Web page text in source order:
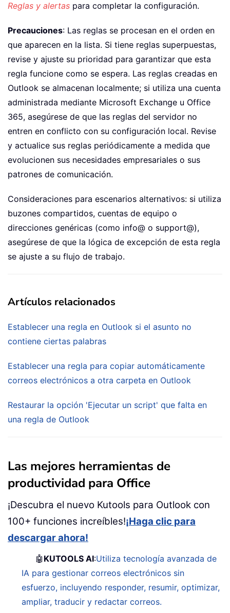
Reglas y alertas para completar la configuración.
Precauciones: Las reglas se procesan en el orden en
que aparecen en la lista. Si tiene reglas superpuestas,
revise y ajuste su prioridad para garantizar que esta
regla funcione como se espera. Las reglas creadas en
Outlook se almacenan localmente; si utiliza una cuenta
administrada mediante Microsoft Exchange u Office
365, asegúrese de que las reglas del servidor no
entren en conflicto con su configuración local. Revise
y actualice sus reglas periódicamente a medida que
evolucionen sus necesidades empresariales o sus
patrones de comunicación.
Consideraciones para escenarios alternativos: si utiliza
buzones compartidos, cuentas de equipo o
direcciones genéricas (como info@ o support@),
asegúrese de que la lógica de excepción de esta regla
se ajuste a su flujo de trabajo.
Artículos relacionados
Establecer una regla en Outlook si el asunto no
contiene ciertas palabras
Establecer una regla para copiar automáticamente
correos electrónicos a otra carpeta en Outlook
Restaurar la opción 'Ejecutar un script' que falta en
una regla de Outlook
Las mejores herramientas de
productividad para Office
¡Descubra el nuevo Kutools para Outlook con
100+ funciones increíbles!¡Haga clic para
descargar ahora!
🤖 KUTOOLS AI:Utiliza tecnología avanzada de
IA para gestionar correos electrónicos sin
esfuerzo, incluyendo responder, resumir, optimizar,
ampliar, traducir y redactar correos.